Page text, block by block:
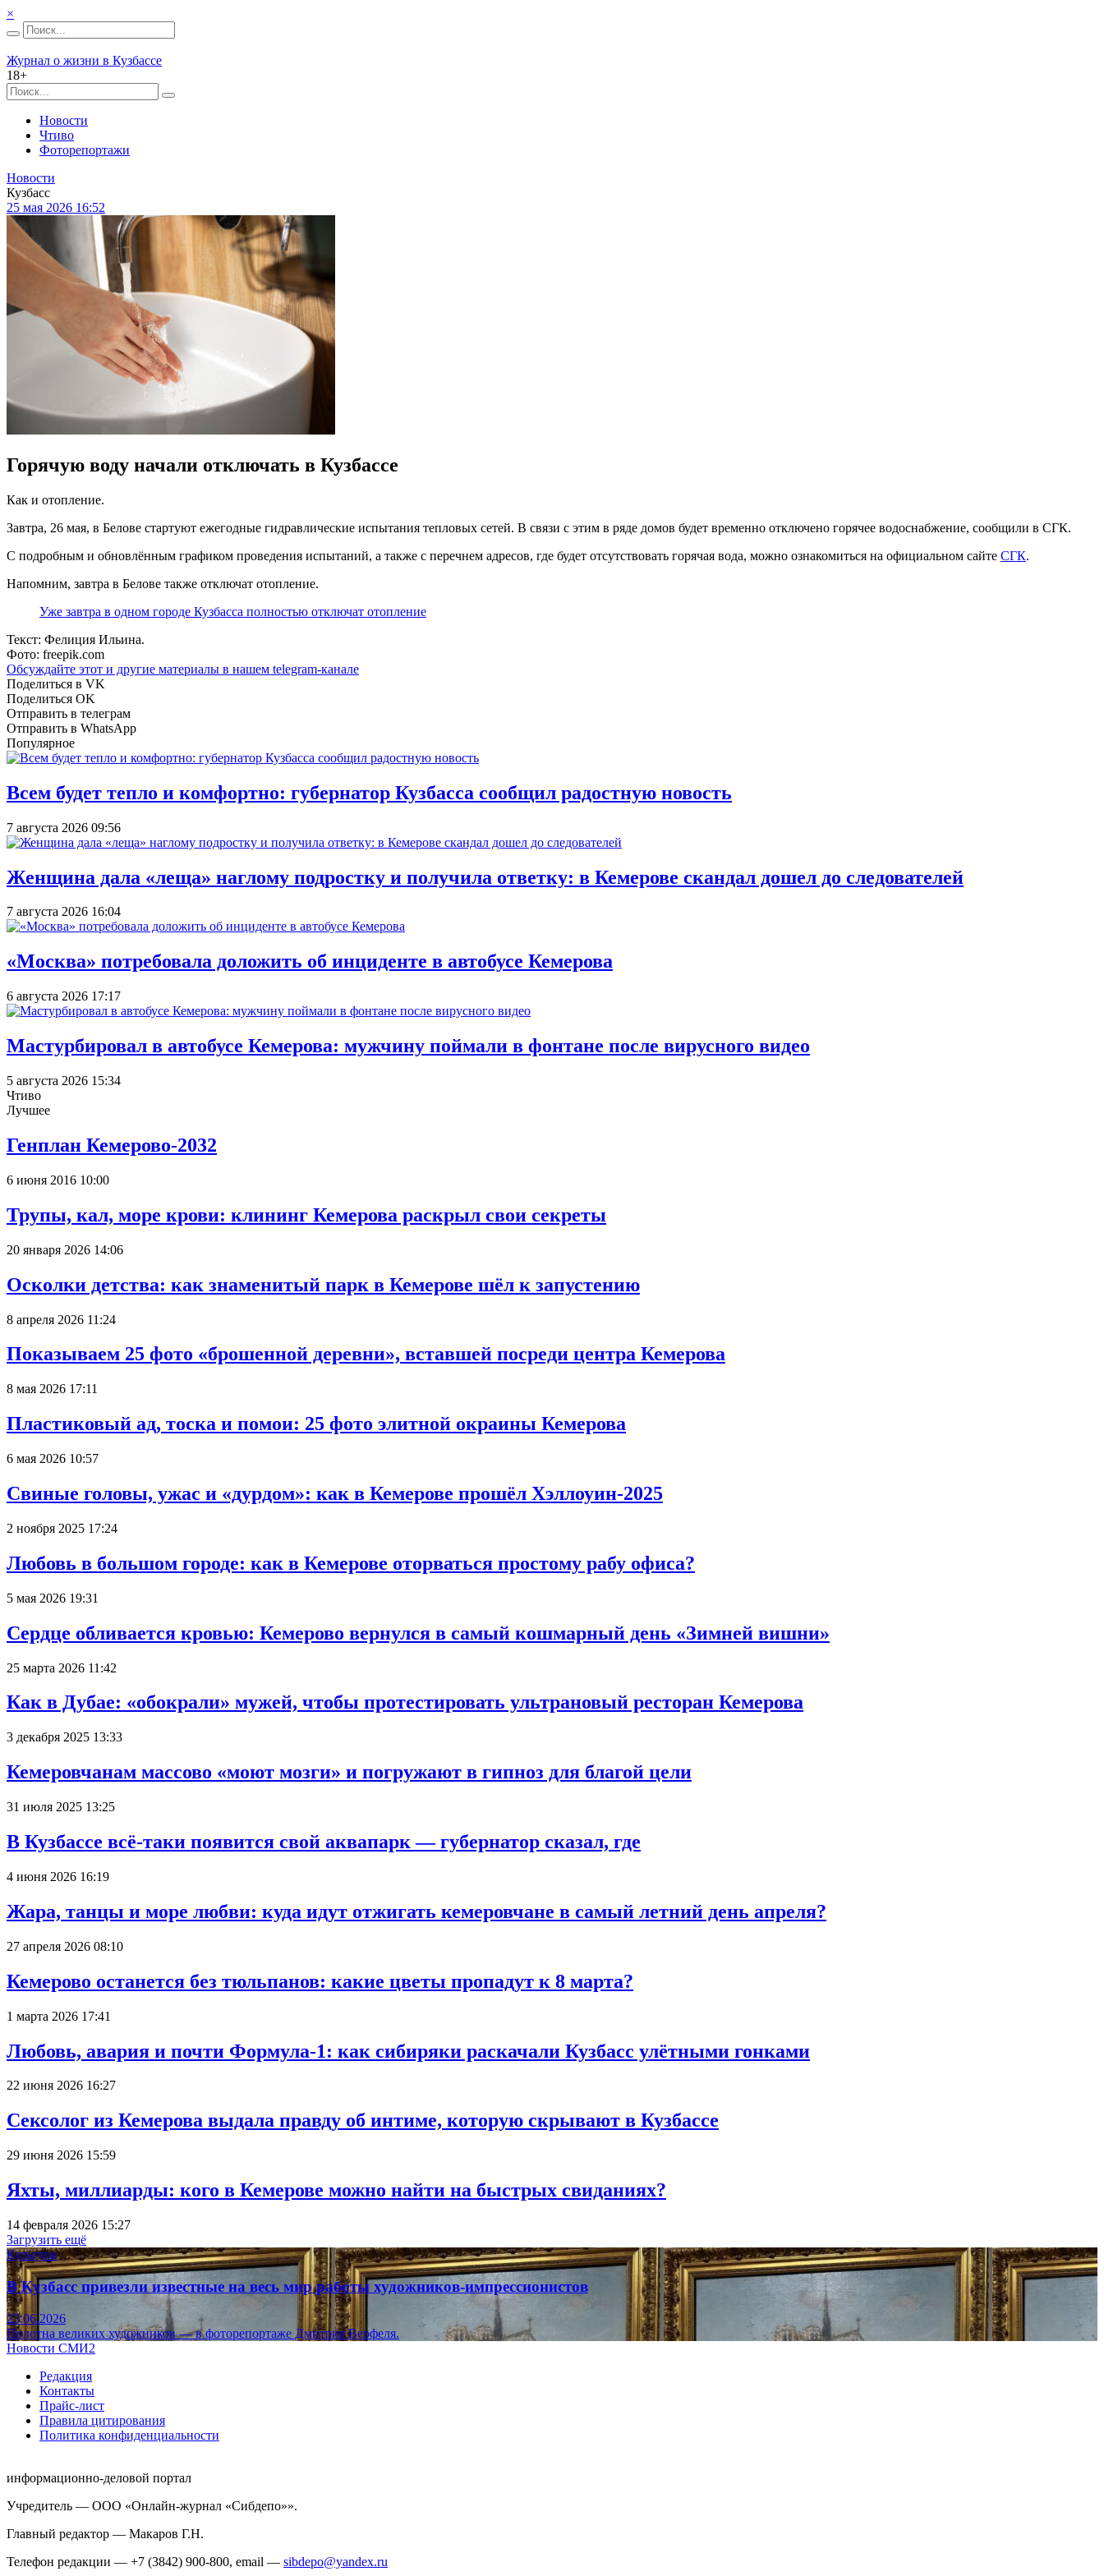
×
Журнал о жизни в Кузбассе
18+
Новости
Чтиво
Фоторепортажи
Новости
Кузбасс
25 мая 2026 16:52
Горячую воду начали отключать в Кузбассе
Как и отопление.
Завтра, 26 мая, в Белове стартуют ежегодные гидравлические испытания тепловых сетей. В связи с этим в ряде домов будет временно отключено горячее водоснабжение, сообщили в СГК.
С подробным и обновлённым графиком проведения испытаний, а также с перечнем адресов, где будет отсутствовать горячая вода, можно ознакомиться на официальном сайте СГК.
Напомним, завтра в Белове также отключат отопление.
Уже завтра в одном городе Кузбасса полностью отключат отопление
Текст: Фелиция Ильина.
Фото: freepik.com
Обсуждайте этот и другие материалы в нашем telegram-канале
Поделиться в VK
Поделиться OK
Отправить в телеграм
Отправить в WhatsApp
Популярное
Всем будет тепло и комфортно: губернатор Кузбасса сообщил радостную новость
7 августа 2026 09:56
Женщина дала «леща» наглому подростку и получила ответку: в Кемерове скандал дошел до следователей
7 августа 2026 16:04
«Москва» потребовала доложить об инциденте в автобусе Кемерова
6 августа 2026 17:17
Мастурбировал в автобусе Кемерова: мужчину поймали в фонтане после вирусного видео
5 августа 2026 15:34
Чтиво
Лучшее
Генплан Кемерово-2032
6 июня 2016 10:00
Трупы, кал, море крови: клининг Кемерова раскрыл свои секреты
20 января 2026 14:06
Осколки детства: как знаменитый парк в Кемерове шёл к запустению
8 апреля 2026 11:24
Показываем 25 фото «брошенной деревни», вставшей посреди центра Кемерова
8 мая 2026 17:11
Пластиковый ад, тоска и помои: 25 фото элитной окраины Кемерова
6 мая 2026 10:57
Свиные головы, ужас и «дурдом»: как в Кемерове прошёл Хэллоуин-2025
2 ноября 2025 17:24
Любовь в большом городе: как в Кемерове оторваться простому рабу офиса?
5 мая 2026 19:31
Сердце обливается кровью: Кемерово вернулся в самый кошмарный день «Зимней вишни»
25 марта 2026 11:42
Как в Дубае: «обокрали» мужей, чтобы протестировать ультрановый ресторан Кемерова
3 декабря 2025 13:33
Кемеровчанам массово «моют мозги» и погружают в гипноз для благой цели
31 июля 2025 13:25
В Кузбассе всё-таки появится свой аквапарк — губернатор сказал, где
4 июня 2026 16:19
Жара, танцы и море любви: куда идут отжигать кемеровчане в самый летний день апреля?
27 апреля 2026 08:10
Кемерово останется без тюльпанов: какие цветы пропадут к 8 марта?
1 марта 2026 17:41
Любовь, авария и почти Формула-1: как сибиряки раскачали Кузбасс улётными гонками
22 июня 2026 16:27
Сексолог из Кемерова выдала правду об интиме, которую скрывают в Кузбассе
29 июня 2026 15:59
Яхты, миллиарды: кого в Кемерове можно найти на быстрых свиданиях?
14 февраля 2026 15:27
Загрузить ещё
Культура
В Кузбасс привезли известные на весь мир работы художников-импрессионистов
23.06.2026
Полотна великих художников — в фоторепортаже Дмитрия Верфеля.
Новости СМИ2
Редакция
Контакты
Прайс-лист
Правила цитирования
Политика конфиденциальности
информационно-деловой портал
Учредитель — ООО «Онлайн-журнал «Сибдепо»».
Главный редактор — Макаров Г.Н.
Телефон редакции — +7 (3842) 900-800, email — sibdepo@yandex.ru